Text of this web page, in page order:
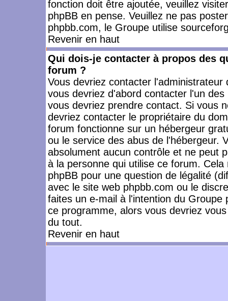
fonction doit être ajoutée, veuillez
phpBB en pense. Veuillez ne pas
phpbb.com, le Groupe utilise
Revenir en haut
Qui dois-je contacter à propos des
forum ?
Vous devriez contacter
vous devriez d'abord contacter l'un
vous devriez prendre contact. Si vous
devriez contacter le propriétaire du
forum fonctionne sur un hébergeur
ou le service des abus de l'hébergeur.
absolument aucun contrôle et ne peut
à la personne qui utilise ce forum.
phpBB pour une question de légalité
avec le site web phpbb.com ou le
faites un e-mail à l'intention du
ce programme, alors vous devriez
du tout.
Revenir en haut